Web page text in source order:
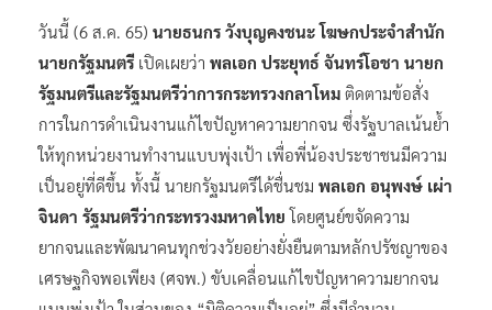
วันนี้ (6 ส.ค. 65) นายธนกร วังบุญคงชนะ โฆษกประจำสำนัก
นายกรัฐมนตรี เปิดเผยว่า พลเอก ประยุทธ์ จันทร์โอชา นายก
รัฐมนตรีและรัฐมนตรีว่าการกระทรวงกลาโหม ติดตามข้อสั่ง
การในการดำเนินงานแก้ไขปัญหาความยากจน ซึ่งรัฐบาลเน้นย้ำ
ให้ทุกหน่วยงานทำงานแบบพุ่งเป้า เพื่อพี่น้องประชาชนมีความ
เป็นอยู่ที่ดีขึ้น ทั้งนี้ นายกรัฐมนตรีได้ชื่นชม พลเอก อนุพงษ์ เผ่า
จินดา รัฐมนตรีว่ากระทรวงมหาดไทย โดยศูนย์ขจัดความ
ยากจนและพัฒนาคนทุกช่วงวัยอย่างยั่งยืนตามหลักปรัชญาของ
เศรษฐกิจพอเพียง (ศจพ.) ขับเคลื่อนแก้ไขปัญหาความยากจน